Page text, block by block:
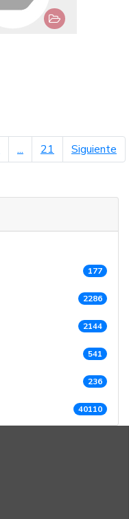
... 21 Siguiente
177
2286
2144
541
236
40110